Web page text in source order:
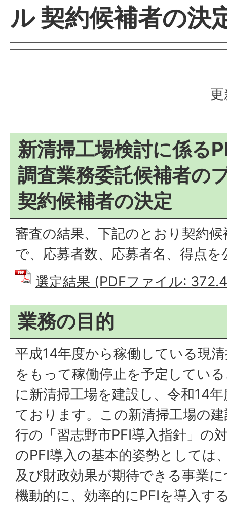
ル 契約候補者の決
新清掃工場検討に係る
調査業務委託候補者の
契約候補者の決定
審査の結果、下記のとおり契約
で、応募者数、応募者名、得点
選定結果 (PDFファイル:
業務の目的
平成14年度から稼働している現
をもって稼働停止を予定してい
に新清掃工場を建設し、令和14
ております。この新清掃工場の
行の「習志野市PFI導入指針」の
のPFI導入の基本的姿勢としては
及び財政効果が期待できる事業
機動的に、効率的にPFIを導入す